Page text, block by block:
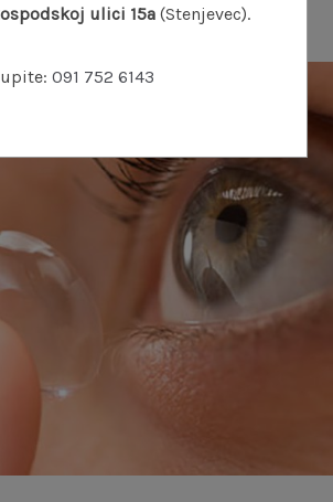
ulici 15a (Stenjevec).
091 752 6143